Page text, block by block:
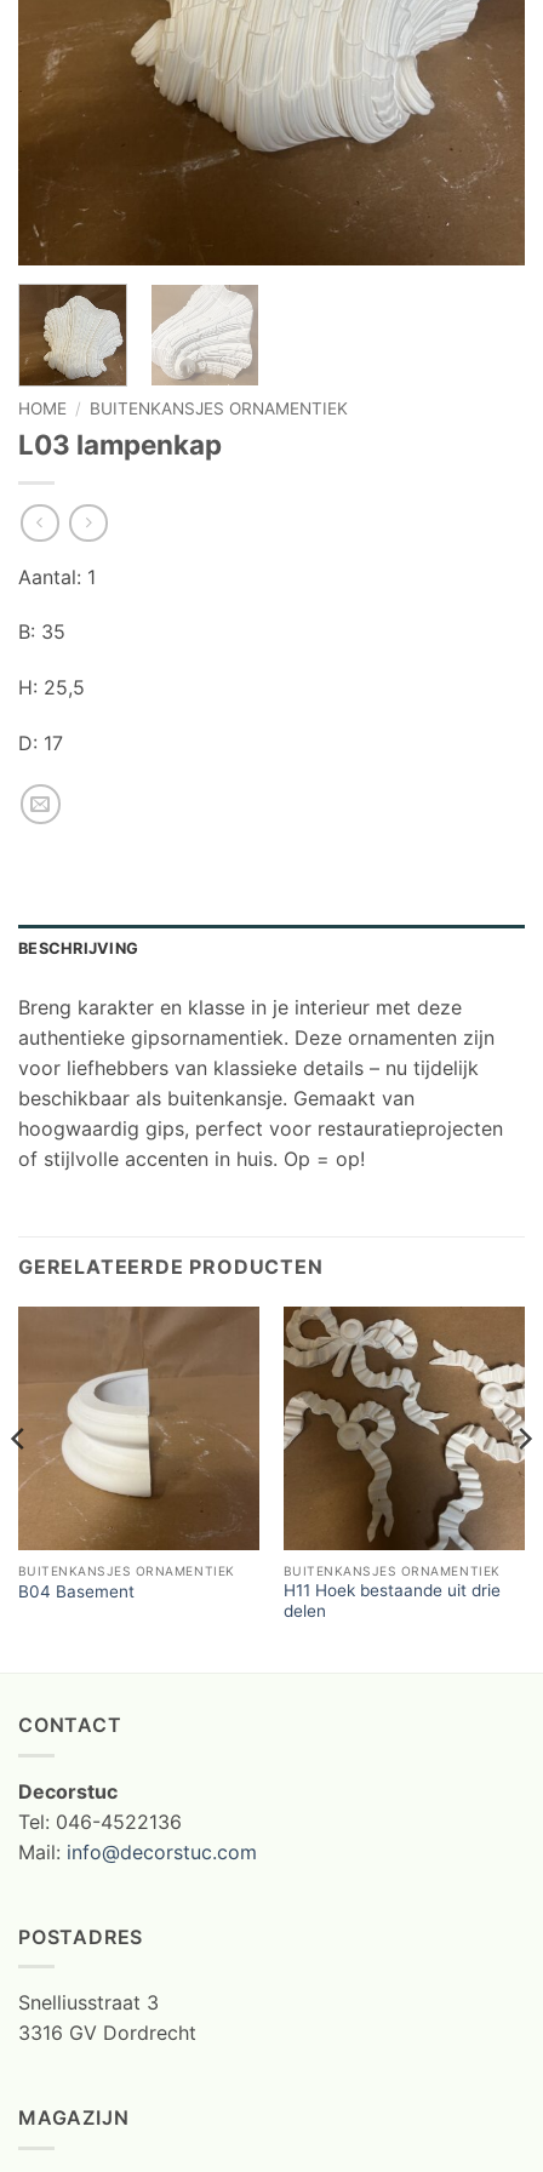
HOME / BUITENKANSJES ORNAMENTIEK
L03 lampenkap
Aantal: 1
B: 35
H: 25,5
D: 17
BESCHRIJVING
Breng karakter en klasse in je interieur met deze
authentieke gipsornamentiek. Deze ornamenten zijn
voor liefhebbers van klassieke details – nu tijdelijk
beschikbaar als buitenkansje. Gemaakt van
hoogwaardig gips, perfect voor restauratieprojecten
of stijlvolle accenten in huis. Op = op!
GERELATEERDE PRODUCTEN
BUITENKANSJES ORNAMENTIEK
B04 Basement
BUITENKANSJES ORNAMENTIEK
H11 Hoek bestaande uit drie
delen
CONTACT
Decorstuc
Tel: 046-4522136
Mail: info@decorstuc.com
POSTADRES
Snelliusstraat 3
3316 GV Dordrecht
MAGAZIJN